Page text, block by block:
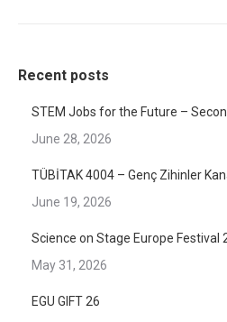
Recent posts
STEM Jobs for the Future –
June 28, 2026
TÜBİTAK 4004 – Genç Zihinler
June 19, 2026
Science on Stage Europe Festival
May 31, 2026
EGU GIFT 26